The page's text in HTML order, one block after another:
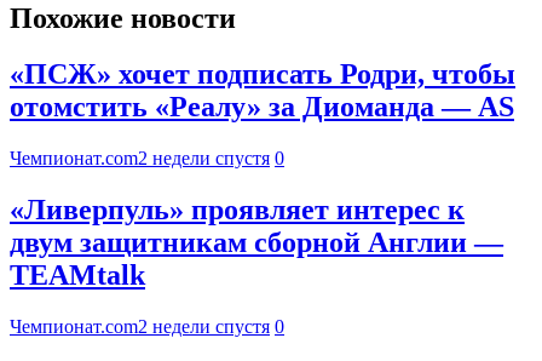
Похожие новости
«ПСЖ» хочет подписать Родри, чтобы
отомстить «Реалу» за Диоманда — AS
Чемпионат.com2 недели спустя 0
«Ливерпуль» проявляет интерес к
двум защитникам сборной Англии —
TEAMtalk
Чемпионат.com2 недели спустя 0